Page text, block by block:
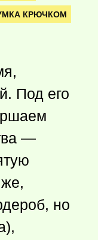
КРЮЧКОМ
Под его
—
но